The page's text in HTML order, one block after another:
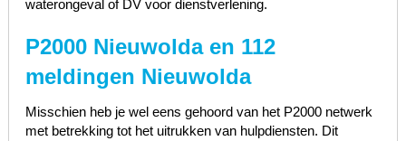
waterongeval of DV voor dienstverlening.
P2000 Nieuwolda en 112
meldingen Nieuwolda
Misschien heb je wel eens gehoord van het P2000 netwerk
met betrekking tot het uitrukken van hulpdiensten. Dit